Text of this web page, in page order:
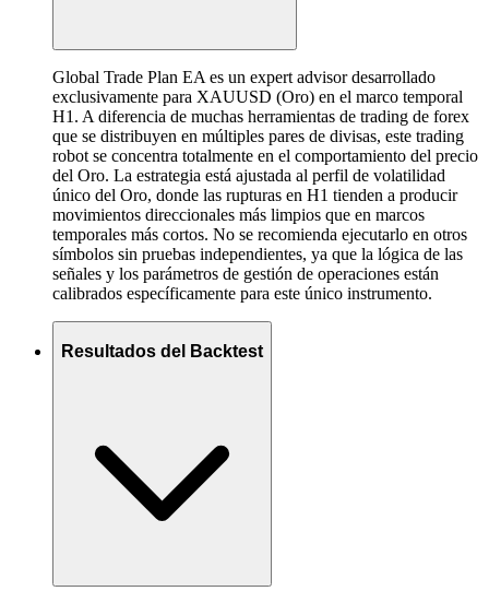
Global Trade Plan EA es un expert advisor desarrollado
exclusivamente para XAUUSD (Oro) en el marco temporal
H1. A diferencia de muchas herramientas de trading de forex
que se distribuyen en múltiples pares de divisas, este trading
robot se concentra totalmente en el comportamiento del precio
del Oro. La estrategia está ajustada al perfil de volatilidad
único del Oro, donde las rupturas en H1 tienden a producir
movimientos direccionales más limpios que en marcos
temporales más cortos. No se recomienda ejecutarlo en otros
símbolos sin pruebas independientes, ya que la lógica de las
señales y los parámetros de gestión de operaciones están
calibrados específicamente para este único instrumento.
Resultados del Backtest